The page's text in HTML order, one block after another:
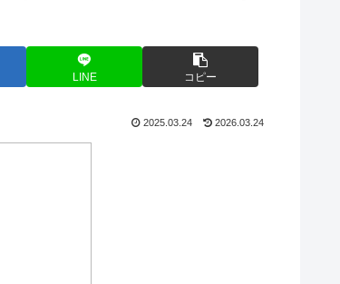
LINE コピー
2025.03.24 2026.03.24